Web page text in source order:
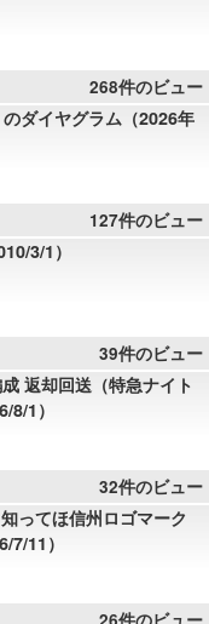
268件のビュー
ダイヤグラム（2026年
127件のビュー
3/1）
39件のビュー
返却回送（特急ナイト
8/1）
32件のビュー
ってほ信州ロゴマーク
7/11）